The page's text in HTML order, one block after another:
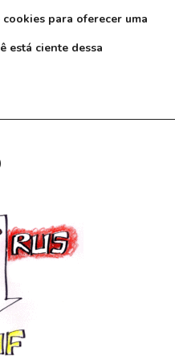
para oferecer uma
está ciente dessa